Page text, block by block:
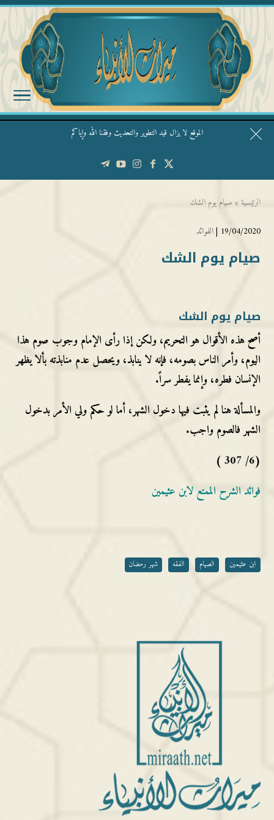
الموقع لا يزال قيد التطوير والتحديث وفقنا الله وإياكم
قال الشيخ ربيع وفقه الله: نحن ليس عندنا تقديس الأشخاص
الرئيسية » صيام يوم الشك
19/04/2020 | الفوائد
صيام يوم الشك
صيام يوم الشك
أصح هذه الأقوال هو التحريم، ولكن إذا رأى الإمام وجوب صوم هذا
اليوم، وأمر الناس بصومه، فإنه لا ينابذ، ويحصل عدم منابذته بألا يظهر
الإنسان فطره، وإنما يفطر سراً.
والمسألة هنا لم يثبت فيها دخول الشهر، أما لو حكم ولي الأمر بدخول
الشهر فالصوم واجب.
(6/ 307 )
فوائد الشرح الممتع لابن عثيمين
ابن عثيمين الصيام الفقه شهر رمضان